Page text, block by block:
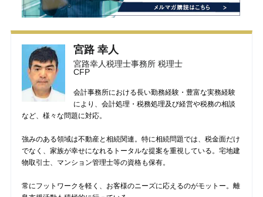
宮路 幸人
宮路幸人税理士事務所 税理士
CFP
会計事務所における長い勤務経験・豊富な実務経験
により、会計処理・税務処理及び経営や税務の相談
など、様々な問題に対応。
強みのある領域は不動産と相続関連。特に相続問題では、税金面だけ
でなく、家族が幸せになれるトータルな提案を重視している。宅地建
物取引士、マンション管理士等の資格も保有。
常にフットワークを軽く、お客様のニーズに応えるのがモットー。離